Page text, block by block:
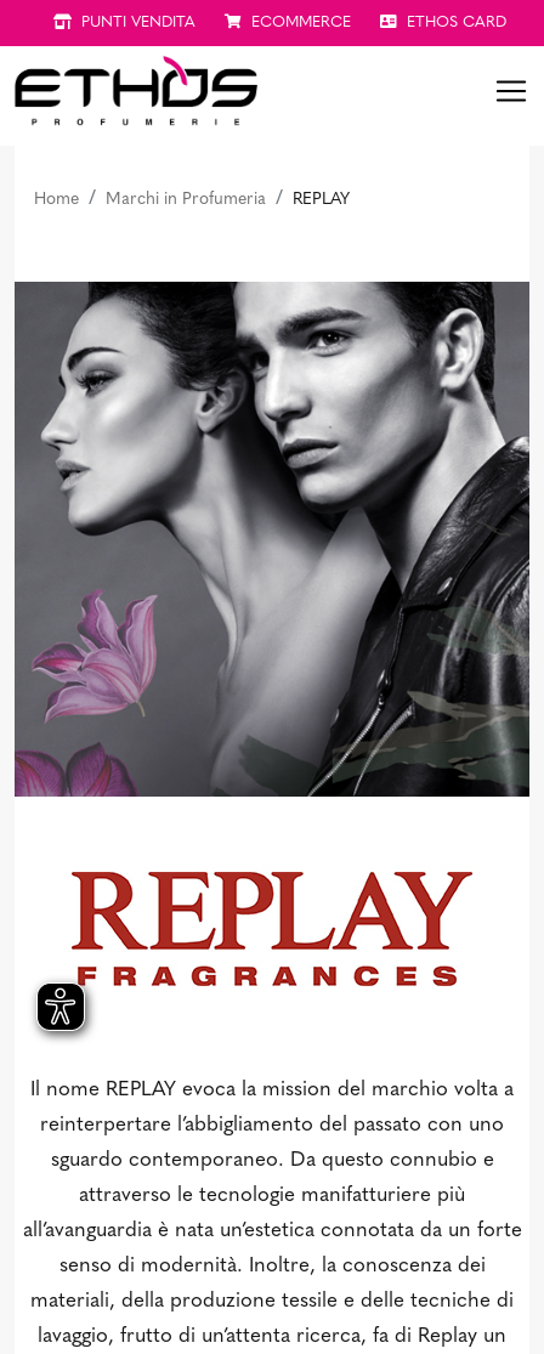
PUNTI VENDITA ECOMMERCE ETHOS CARD
Home Marchi in Profumeria REPLAY
Il nome REPLAY evoca la mission del marchio volta a
reinterpertare l’abbigliamento del passato con uno
sguardo contemporaneo. Da questo connubio e
attraverso le tecnologie manifatturiere più
all’avanguardia è nata un’estetica connotata da un forte
senso di modernità. Inoltre, la conoscenza dei
materiali, della produzione tessile e delle tecniche di
lavaggio, frutto di un’attenta ricerca, fa di Replay un